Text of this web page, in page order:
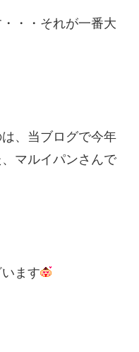
・・それが一番大
、当ブログで今年
マルイパンさんで
ます